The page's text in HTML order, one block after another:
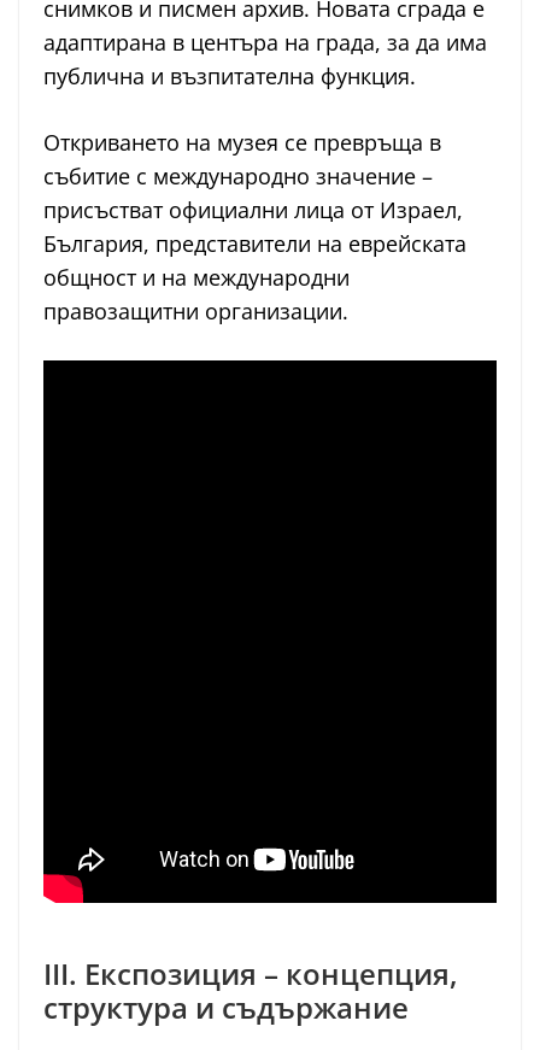
снимков и писмен архив. Новата сграда е
адаптирана в центъра на града, за да има
публична и възпитателна функция.
Откриването на музея се превръща в
събитие с международно значение –
присъстват официални лица от Израел,
България, представители на еврейската
общност и на международни
правозащитни организации.
III. Експозиция – концепция,
структура и съдържание